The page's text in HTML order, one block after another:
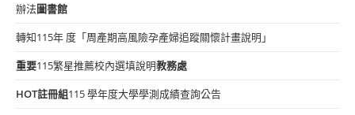
辦法圖書館
轉知115年 度「周產期高風險孕產婦追蹤關懷計畫說明」
重要115繁星推薦校內選填說明教務處
HOT註冊組115 學年度大學學測成績查詢公告